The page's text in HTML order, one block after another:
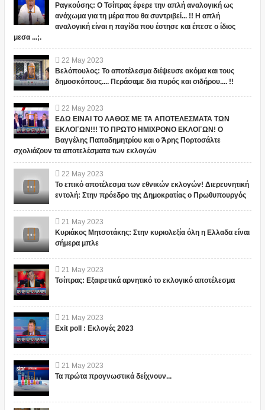
Ραγκούσης: Ο Τσίπρας έφερε την απλή αναλογική ως
ανάχωμα για τη μέρα που θα συντριβεί... !! Η απλή
αναλογική είναι η παγίδα που έστησε και έπεσε ο ίδιος
μεσα ...;.
22 May 2023
Βελόπουλος: Το αποτέλεσμα διέψευσε ακόμα και τους
δημοσκόπους.... Περάσαμε δια πυρός και σιδήρου.... !!
22 May 2023
ΕΔΩ ΕΙΝΑΙ ΤΟ ΛΑΘΟΣ ΜΕ ΤΑ ΑΠΟΤΕΛΕΣΜΑΤΑ ΤΩΝ
ΕΚΛΟΓΩΝ!!! ΤΟ ΠΡΩΤΟ ΗΜΙΧΡΟΝΟ ΕΚΛΟΓΩΝ! Ο
Βαγγέλης Παπαδημητρίου και ο Άρης Πορτοσάλτε
σχολιάζουν τα αποτελέσματα των εκλογών
22 May 2023
Το επικό αποτέλεσμα των εθνικών εκλογών! Διερευνητική
εντολή: Στην πρόεδρο της Δημοκρατίας ο Πρωθυπουργός
21 May 2023
Κυριάκος Μητσοτάκης: Στην κυριολεξία όλη η Ελλαδα είναι
σήμερα μπλε
21 May 2023
Τσίπρας: Εξαιρετικά αρνητικό το εκλογικό αποτέλεσμα
21 May 2023
Exit poll : Εκλογές 2023
21 May 2023
Τα πρώτα προγνωστικά δείχνουν...